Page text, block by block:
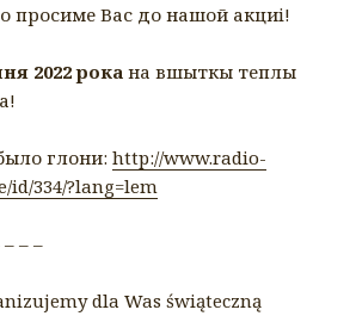
просиме Вас до нашой акциi!
2022 рока на вшыткы теплы
глони:http://www.radio-
id/334/?lang=lem
– – –
dla Was świąteczną